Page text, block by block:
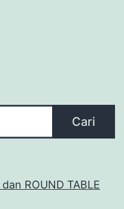
Cari
ROUND TABLE